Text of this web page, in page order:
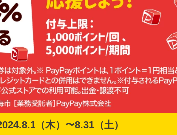
（木）〜8.31（土）